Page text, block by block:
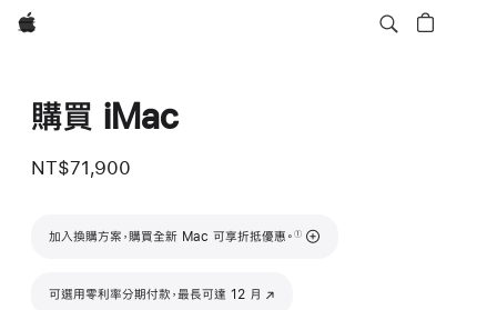
Apple
購買 iMac
NT$71,900
加入換購方案，購買全新 Mac 可享折抵優惠。
註腳
①
可選用零利率分期付款，最長可達 12 月
(以新視窗開啟)